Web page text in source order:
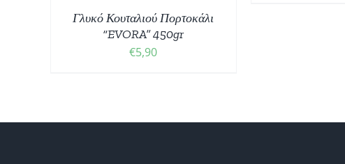
Γλυκό Κουταλιού Πορτοκάλι
“EVORA” 450gr
€5,90